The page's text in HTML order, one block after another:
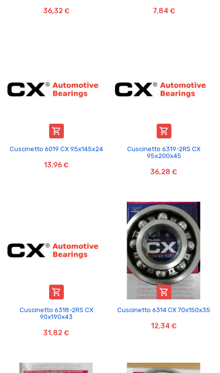
36,32 € 7,84 €

Cuscinetto 6019 CX 95x145x24
13,96 €

Cuscinetto 6319-2RS CX
95x200x45
36,28 €

Cuscinetto 6318-2RS CX
90x190x43
31,82 €

Cuscinetto 6314 CX 70x150x35
12,34 €